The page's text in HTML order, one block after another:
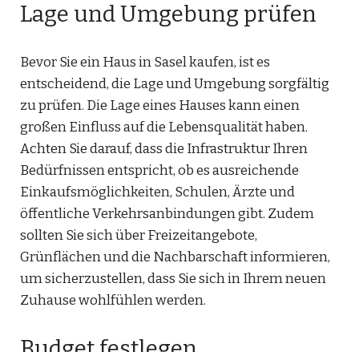
Lage und Umgebung prüfen
Bevor Sie ein Haus in Sasel kaufen, ist es
entscheidend, die Lage und Umgebung sorgfältig
zu prüfen. Die Lage eines Hauses kann einen
großen Einfluss auf die Lebensqualität haben.
Achten Sie darauf, dass die Infrastruktur Ihren
Bedürfnissen entspricht, ob es ausreichende
Einkaufsmöglichkeiten, Schulen, Ärzte und
öffentliche Verkehrsanbindungen gibt. Zudem
sollten Sie sich über Freizeitangebote,
Grünflächen und die Nachbarschaft informieren,
um sicherzustellen, dass Sie sich in Ihrem neuen
Zuhause wohlfühlen werden.